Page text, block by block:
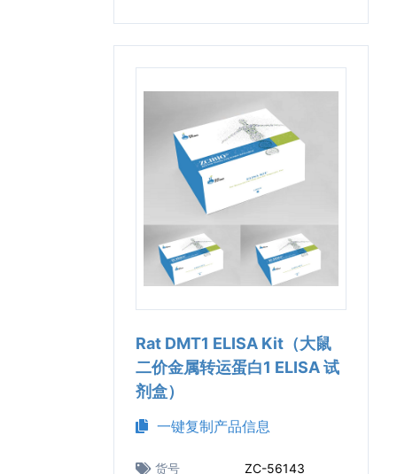
Rat DMT1 ELISA Kit（大鼠
二价金属转运蛋白1 ELISA 试
剂盒）
一键复制产品信息
货号
ZC-56143